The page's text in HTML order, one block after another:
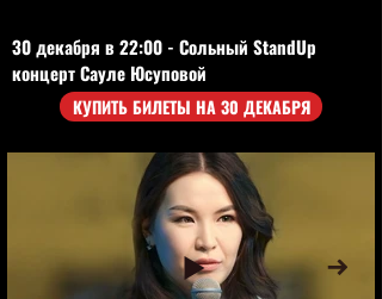
30 декабря в 22:00 - Сольный StandUp
концерт Сауле Юсуповой
КУПИТЬ БИЛЕТЫ НА 30 ДЕКАБРЯ